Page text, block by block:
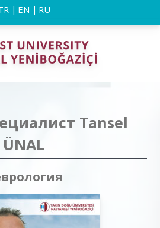
EN RU
Tansel
ÜNAL